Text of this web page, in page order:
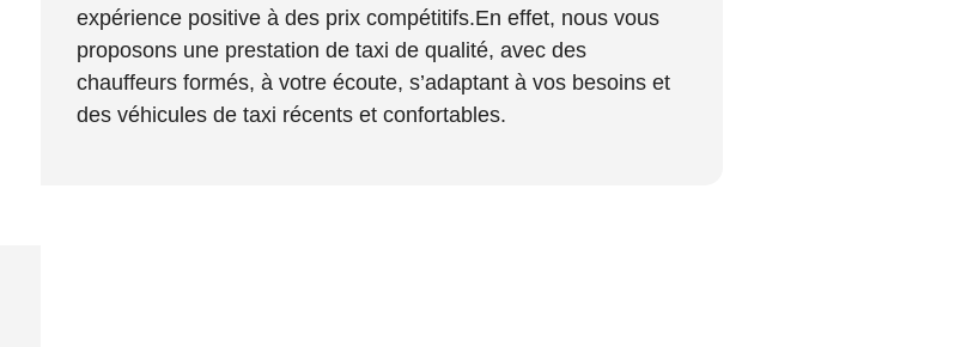
expérience positive à des prix compétitifs.En effet, nous vous
proposons une prestation de taxi de qualité, avec des
chauffeurs formés, à votre écoute, s’adaptant à vos besoins et
des véhicules de taxi récents et confortables.